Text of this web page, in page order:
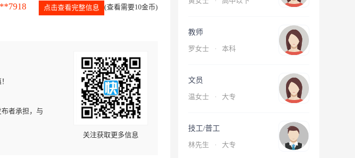
点击查看完整信息 (查看需要10金币)
者承担，与
关注获取更多信息
教师
罗女士 · 本科
文员
温女士 · 大专
技工/普工
林先生 · 大专